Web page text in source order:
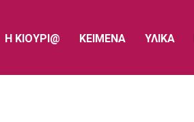
Η ΚΙΟΥΡΙ@ ΚΕΙΜΕΝΑ ΥΛΙΚΑ